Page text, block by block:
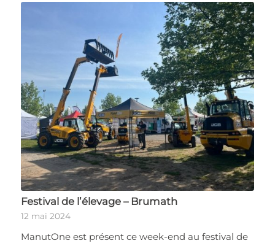
Festival de l’élevage – Brumath
12 mai 2024
ManutOne est présent ce week-end au festival de